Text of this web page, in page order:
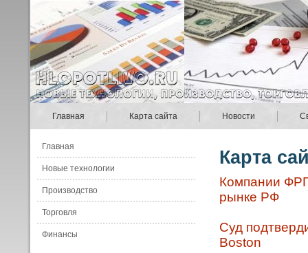
Главная Карта сайта Новости
Главная
Новые технологии
Производство
Торговля
Финансы
Карта
Компании
рынке РФ
Суд
Boston